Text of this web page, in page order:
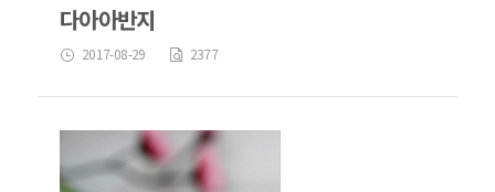
다아아반지
2017-08-29 2377